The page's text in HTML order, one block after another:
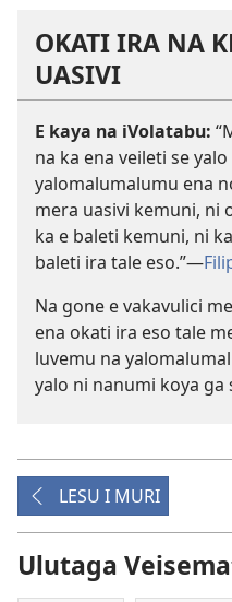
OKATI IRA NA
UASIVI
E kaya na iVolatabu:
na ka ena veileti se
yalomalumalumu ena
mera uasivi kemuni, ni
ka e baleti kemuni, ni
baleti ira tale eso.”—
Na gone e vakavulici
ena okati ira eso tale
luvemu na
yalo ni nanumi koya ga
LESU I MURI
Ulutaga